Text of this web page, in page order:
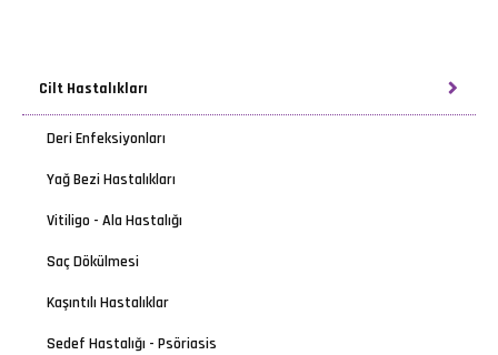
Cilt Hastalıkları
Deri Enfeksiyonları
Yağ Bezi Hastalıkları
Vitiligo - Ala Hastalığı
Saç Dökülmesi
Kaşıntılı Hastalıklar
Sedef Hastalığı - Psöriasis